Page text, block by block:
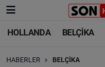
HOLLANDA BELÇİKA
HABERLER BELÇİKA
HOLLANDA
BELÇİKA
HOLLANDA
BELÇİKA
Nöbetçi Eczaneler
Hava Durumu